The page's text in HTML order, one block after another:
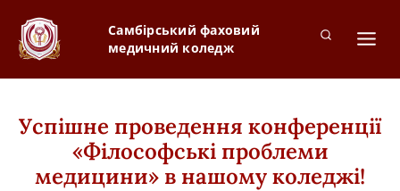
Самбірський фаховий
медичний коледж
Успішне проведення конференції
«Філософські проблеми
медицини» в нашому коледжі!